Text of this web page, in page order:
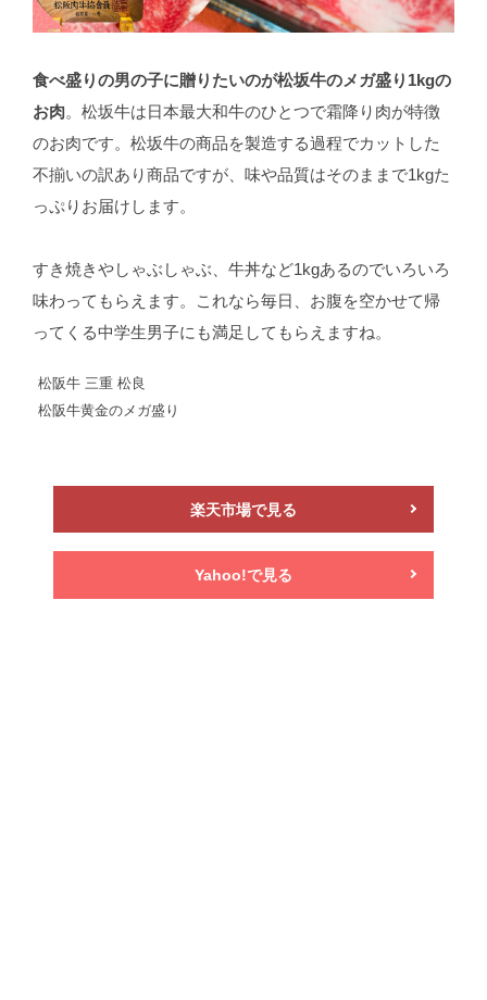
食べ盛りの男の子に贈りたいのが松坂牛のメガ盛り1kgの
お肉。松坂牛は日本最大和牛のひとつで霜降り肉が特徴
のお肉です。松坂牛の商品を製造する過程でカットした
不揃いの訳あり商品ですが、味や品質はそのままで1kgた
っぷりお届けします。
すき焼きやしゃぶしゃぶ、牛丼など1kgあるのでいろいろ
味わってもらえます。これなら毎日、お腹を空かせて帰
ってくる中学生男子にも満足してもらえますね。
松阪牛 三重 松良
松阪牛黄金のメガ盛り
楽天市場で見る
Yahoo!で見る